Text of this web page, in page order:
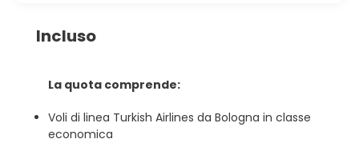
Incluso
La quota comprende:
Voli di linea Turkish Airlines da Bologna in classe
economica